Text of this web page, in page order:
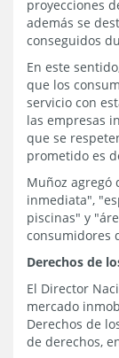
proyecciones
además se
conseguidos
En este
que los
servicio con
las empresas
que se
prometido es
Muñoz agregó
inmediata",
piscinas" y
consumidores
Derechos de
El Director
mercado
Derechos de
de derechos,